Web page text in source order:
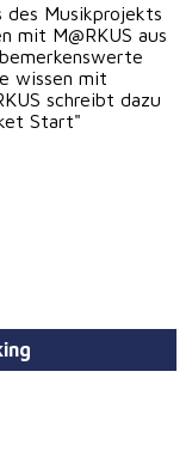
des Musikprojekts
mit M@RKUS aus
wissen mit
schreibt dazu
Start"